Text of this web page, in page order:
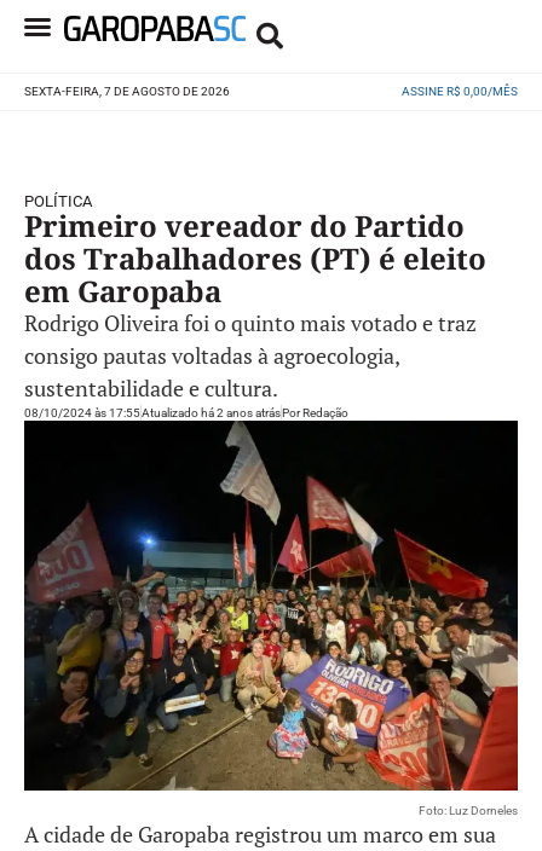
SEXTA-FEIRA, 7 DE AGOSTO DE 2026 ASSINE R$ 0,00/MÊS
POLÍTICA
Primeiro vereador do Partido
dos Trabalhadores (PT) é eleito
em Garopaba
Rodrigo Oliveira foi o quinto mais votado e traz
consigo pautas voltadas à agroecologia,
sustentabilidade e cultura.
08/10/2024 às 17:55Atualizado há 2 anos atrásPorRedação
Foto: Luz Dorneles
A cidade de Garopaba registrou um marco em sua